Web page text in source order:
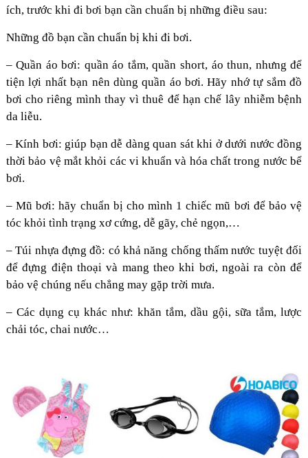
ích, trước khi đi bơi bạn cần chuẩn bị những điều sau:
Những đồ bạn cần chuẩn bị khi đi bơi.
– Quần áo bơi: quần áo tắm, quần short, áo thun, nhưng để
tiện lợi nhất bạn nên dùng quần áo bơi. Hãy nhớ tự sắm đồ
bơi cho riêng mình thay vì thuê để hạn chế lây nhiễm bệnh
da liễu.
– Kính bơi: giúp bạn dễ dàng quan sát khi ở dưới nước đồng
thời bảo vệ mắt khỏi các vi khuẩn và hóa chất trong nước bể
bơi.
– Mũ bơi: hãy chuẩn bị cho mình 1 chiếc mũ bơi để bảo vệ
tóc khỏi tình trạng xơ cứng, dễ gãy, chẻ ngọn,…
– Túi nhựa đựng đồ: có khả năng chống thấm nước tuyệt đối
để đựng điện thoại và mang theo khi bơi, ngoài ra còn để
bảo vệ chúng nếu chẳng may gặp trời mưa.
– Các dụng cụ khác như: khăn tắm, dầu gội, sữa tắm, lược
chải tóc, chai nước…